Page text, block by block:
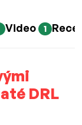
Video 1
DRL